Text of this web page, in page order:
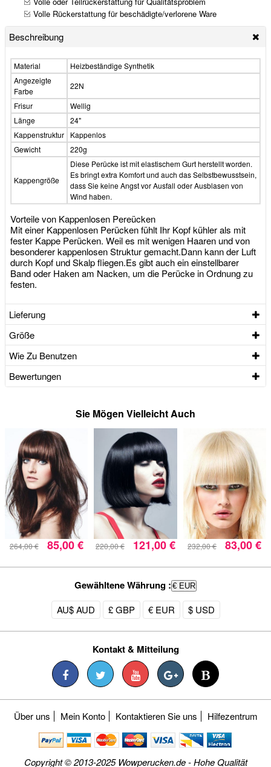
Volle Rückerstattung für beschädigte/verlorene Ware
Beschreibung
Material
Heizbeständige Synthetik
Angezeigte
Farbe
22N
Frisur
Wellig
Länge
24"
Kappenstruktur
Kappenlos
Gewicht
220g
Kappengröße
Diese Perücke ist mit elastischem Gurt herstellt worden.
Es bringt extra Komfort und auch das Selbstbewusstsein,
dass Sie keine Angst vor Ausfall oder Ausblasen von
Wind haben.
Vorteile von Kappenlosen Pereücken
Mit einer Kappenlosen Perücken fühlt Ihr Kopf kühler als mit
fester Kappe Perücken. Weil es mit wenigen Haaren und von
besonderer kappenlosen Struktur gemacht.Dann kann der Luft
durch Kopf und Skalp fliegen.Es gibt auch ein einstellbarer
Band oder Haken am Nacken, um die Perücke in Ordnung zu
festen.
Lieferung
Größe
Wie Zu Benutzen
Bewertungen
Sie Mögen Vielleicht Auch
264,00 € 85,00 € 220,00 € 121,00 € 232,00 € 83,00 €
Gewähltene Währung : € EUR
AU$ AUD £ GBP € EUR $ USD
Kontakt & Mitteilung
Über uns Mein Konto Kontaktieren Sie uns Hilfezentrum
Copyright © 2013-2025 Wowperucken.de - Hohe Qualität